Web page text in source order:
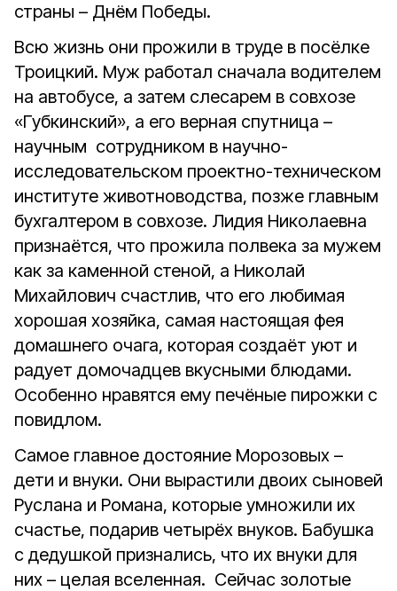
страны – Днëм Победы.
Всю жизнь они прожили в труде в посëлке
Троицкий. Муж работал сначала водителем
на автобусе, а затем слесарем в совхозе
«Губкинский», а его верная спутница –
научным сотрудником в научно-
исследовательском проектно-техническом
институте животноводства, позже главным
бухгалтером в совхозе. Лидия Николаевна
признаëтся, что прожила полвека за мужем
как за каменной стеной, а Николай
Михайлович счастлив, что его любимая
хорошая хозяйка, самая настоящая фея
домашнего очага, которая создаëт уют и
радует домочадцев вкусными блюдами.
Особенно нравятся ему печëные пирожки с
повидлом.
Самое главное достояние Морозовых –
дети и внуки. Они вырастили двоих сыновей
Руслана и Романа, которые умножили их
счастье, подарив четырёх внуков. Бабушка
с дедушкой признались, что их внуки для
них – целая вселенная. Сейчас золотые